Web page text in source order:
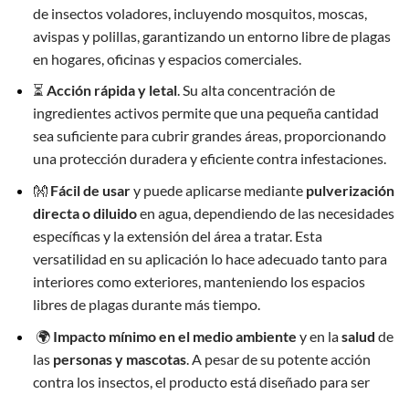
de insectos voladores, incluyendo mosquitos, moscas,
avispas y polillas, garantizando un entorno libre de plagas
en hogares, oficinas y espacios comerciales.
⏳ Acción rápida y letal. Su alta concentración de
ingredientes activos permite que una pequeña cantidad
sea suficiente para cubrir grandes áreas, proporcionando
una protección duradera y eficiente contra infestaciones.
👐 Fácil de usary puede aplicarse mediante pulverización
directa o diluidoen agua, dependiendo de las necesidades
específicas y la extensión del área a tratar. Esta
versatilidad en su aplicación lo hace adecuado tanto para
interiores como exteriores, manteniendo los espacios
libres de plagas durante más tiempo.
🌍 Impacto mínimo en el medio ambiente y en lasalud de
las personas y mascotas. A pesar de su potente acción
contra los insectos, el producto está diseñado para ser